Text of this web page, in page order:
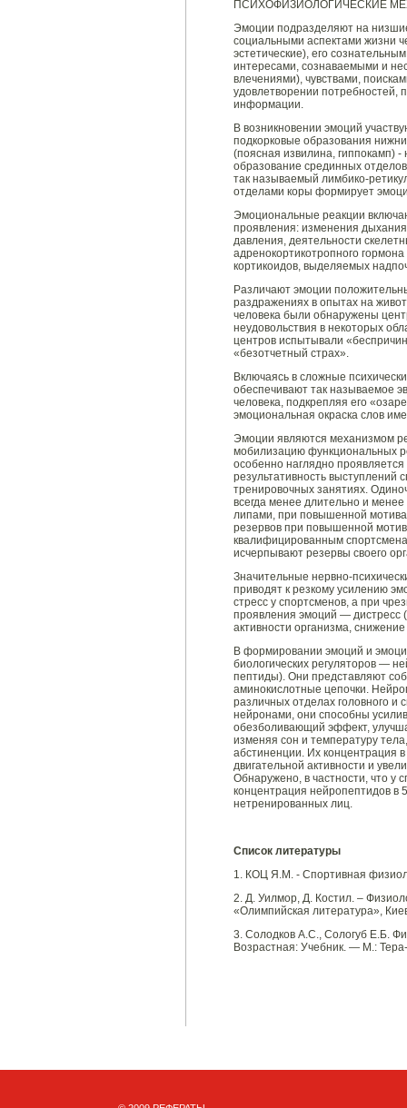
ПСИХОФИЗИОЛОГИЧЕСКИЕ
Эмоции подразделяют на
социальными аспектами жизни
эстетические), его
интересами, сознаваемыми и
влечениями), чувствами,
удовлетворении потребностей,
информации.
В возникновении эмоций
подкорковые образования
(поясная извилина, гиппокамп)
образование срединных
так называемый лимбико-
отделами коры формирует
Эмоциональные реакции
проявления: изменения
давления, деятельности
адренокортикотропного
кортикоидов, выделяемых
Различают эмоции
раздражениях в опытах на
человека были обнаружены
неудовольствия в некоторых
центров испытывали
«безотчетный страх».
Включаясь в сложные
обеспечивают так называемое
человека, подкрепляя его
эмоциональная окраска слов
Эмоции являются механизмом
мобилизацию функциональных
особенно наглядно проявляется
результативность
тренировочных занятиях.
всегда менее длительно и
липами, при повышенной
резервов при повышенной
квалифицированным
исчерпывают резервы своего
Значительные нервно-
приводят к резкому усилению
стресс у спортсменов, а при
проявления эмоций — дистресс
активности организма,
В формировании эмоций и
биологических регуляторов —
пептиды). Они представляют
аминокислотные цепочки.
различных отделах головного и
нейронами, они способны
обезболивающий эффект,
изменяя сон и температуру
абстиненции. Их концентрация
двигательной активности и
Обнаружено, в частности, что у
концентрация нейропептидов
нетренированных лиц.
Список литературы
1. КОЦ Я.М. - Спортивная
2. Д. Уилмор, Д. Костил. –
«Олимпийская литература»,
3. Солодков А.С., Сологуб Е.Б.
Возрастная: Учебник. — М.: